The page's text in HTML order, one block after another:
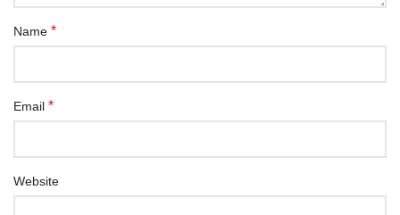
Name *
Email *
Website